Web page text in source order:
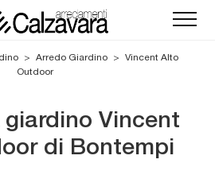
> Arredo Giardino > Vincent Alto
Outdoor
giardino Vincent
di Bontempi